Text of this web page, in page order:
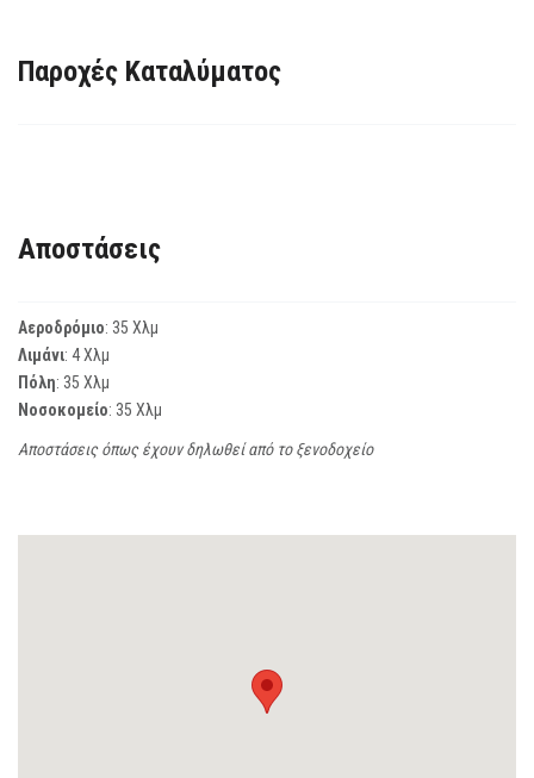
Παροχές Καταλύματος
Αποστάσεις
Αεροδρόμιο: 35 Χλμ
Λιμάνι: 4 Χλμ
Πόλη: 35 Χλμ
Νοσοκομείο: 35 Χλμ
Αποστάσεις όπως έχουν δηλωθεί από το ξενοδοχείο